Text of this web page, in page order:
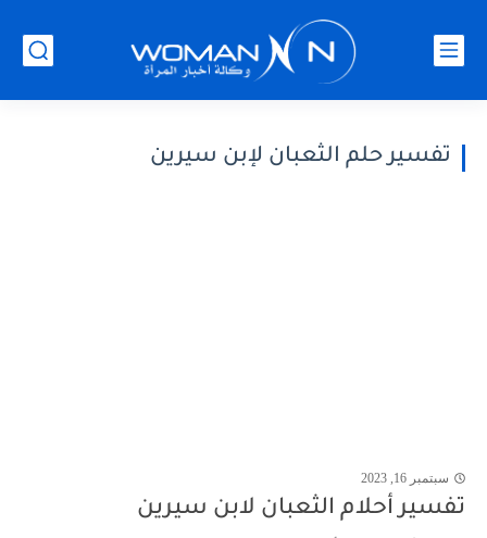
تفسير حلم الثعبان لإبن سيرين
سبتمبر 16, 2023
تفسير أحلام الثعبان لابن سيرين